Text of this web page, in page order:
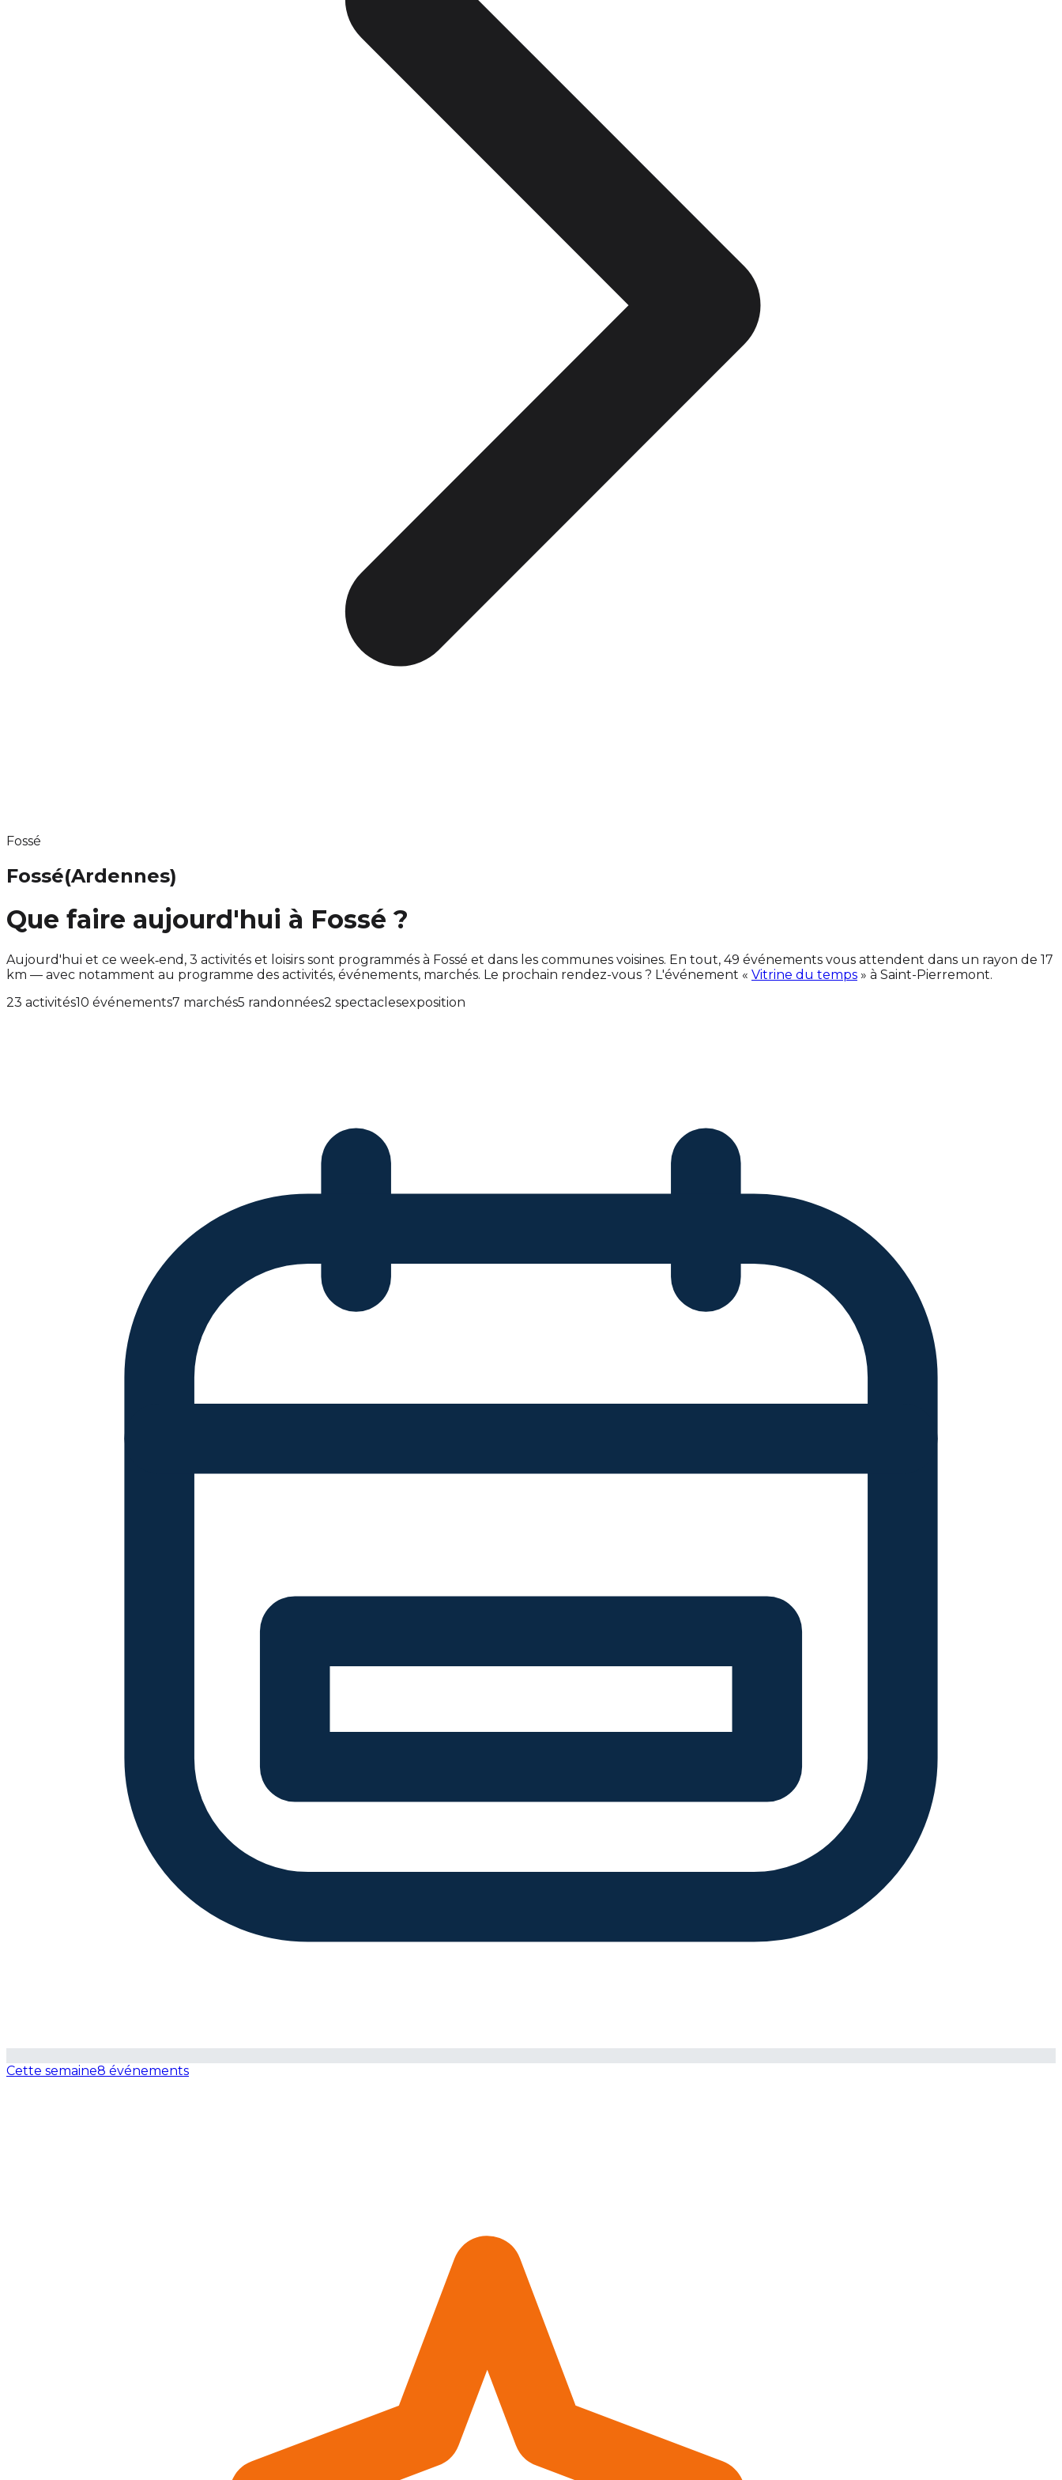
Fossé
Fossé(Ardennes)
Que faire aujourd'hui à Fossé ?
Aujourd'hui et ce week‑end, 3 activités et loisirs sont programmés à Fossé et dans les communes voisines. En tout, 49 événements vous attendent dans un rayon de 17
km — avec notamment au programme des activités, événements, marchés. Le prochain rendez-vous ? L'événement « Vitrine du temps » à Saint-Pierremont.
23 activités10 événements7 marchés5 randonnées2 spectaclesexposition
Cette semaine8 événements